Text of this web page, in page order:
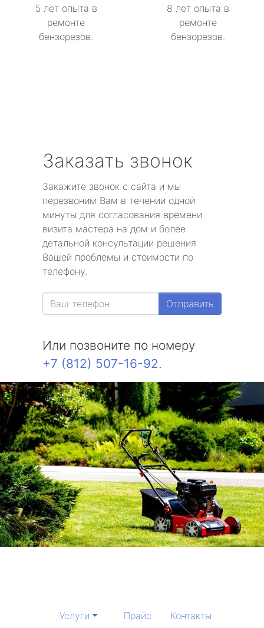
5 лет опыта в
ремонте
бензорезов.
8 лет опыта в
ремонте
бензорезов.
Заказать звонок
Закажите звонок с сайта и мы
перезвоним Вам в течении одной
минуты для согласования времени
визита мастера на дом и более
детальной консультации решения
Вашей проблемы и стоимости по
телефону.
Отправить
Или позвоните по номеру
+7 (812) 507-16-92.
Услуги Прайс Контакты